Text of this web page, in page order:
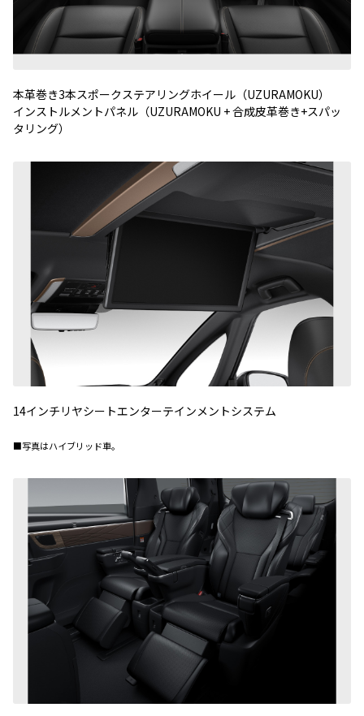
本革巻き3本スポークステアリングホイール（UZURAMOKU）
インストルメントパネル（UZURAMOKU + 合成皮革巻き+スパッ
タリング）
14インチリヤシートエンターテインメントシステム
■写真はハイブリッド車。